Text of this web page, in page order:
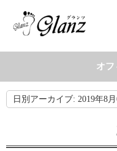
オフ
日別アーカイブ: 2019年8月